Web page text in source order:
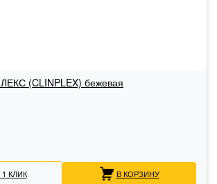
(CLINPLEX) бежевая
КЛИК В КОРЗИНУ